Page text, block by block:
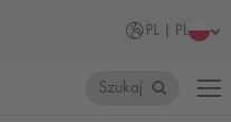
PL | PL
Szukaj